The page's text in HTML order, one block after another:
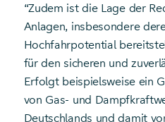
“Zudem ist die Lage der
Anlagen, insbesondere
Hochfahrpotential
für den sicheren und
Erfolgt beispielsweise ein
von Gas- und
Deutschlands und damit